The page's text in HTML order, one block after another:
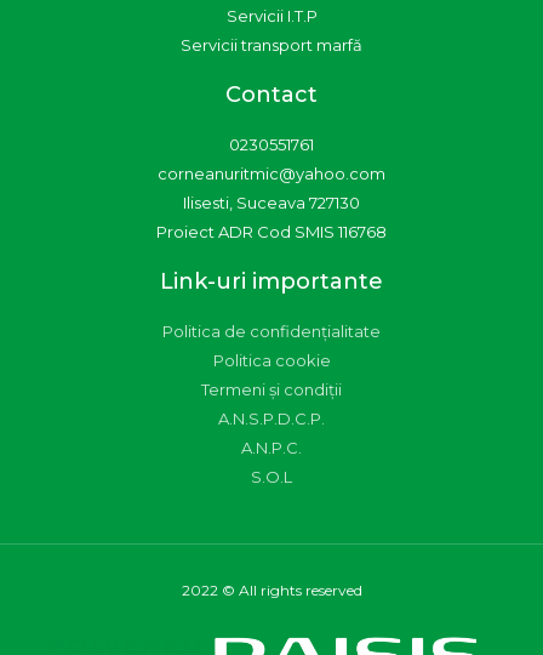
Servicii I.T.P
Servicii transport marfă
Contact
0230551761
corneanuritmic@yahoo.com
Ilisesti, Suceava 727130
Proiect ADR Cod SMIS 116768
Link-uri importante
Politica de confidențialitate
Politica cookie
Termeni și condiții
A.N.S.P.D.C.P.
A.N.P.C.
S.O.L
2022 © All rights reserved